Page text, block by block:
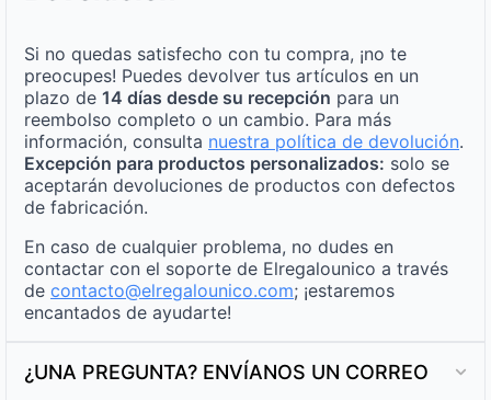
Si no quedas satisfecho con tu compra, ¡no te
preocupes! Puedes devolver tus artículos en un
plazo de 14 días desde su recepción para un
reembolso completo o un cambio. Para más
información, consulta nuestra política de devolución.
Excepción para productos personalizados: solo se
aceptarán devoluciones de productos con defectos
de fabricación.
En caso de cualquier problema, no dudes en
contactar con el soporte de Elregalounico a través
de contacto@elregalounico.com; ¡estaremos
encantados de ayudarte!
¿UNA PREGUNTA? ENVÍANOS UN CORREO